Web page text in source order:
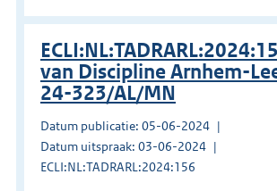
van Discipline Arnhem-
24-323/AL/MN
Datum publicatie: 05-06-2024
Datum uitspraak: 03-06-2024
ECLI:NL:TADRARL:2024:156